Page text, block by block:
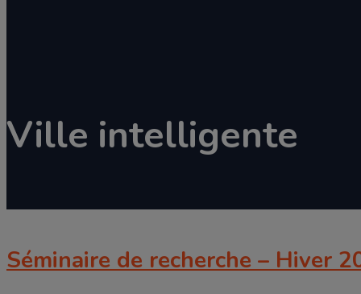
Ville intelligente
Séminaire de recherche – Hiver